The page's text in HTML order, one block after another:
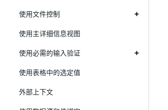
使用文件控制
使用主详细信息视图
使用必需的输入验证
使用表格中的选定值
外部上下文